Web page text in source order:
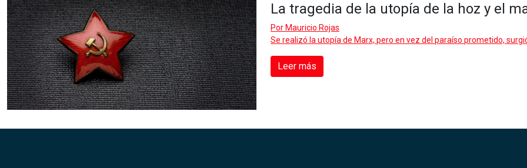
La tragedia de la utopía de la hoz y el
Por Mauricio Rojas
Se realizó la utopía de Marx, pero en vez del paraíso prometido,
Leer más